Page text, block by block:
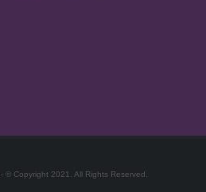
- © Copyright 2021. All Rights Reserved.